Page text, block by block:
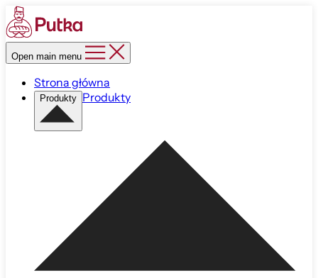
Open main menu
Strona główna
Produkty Produkty